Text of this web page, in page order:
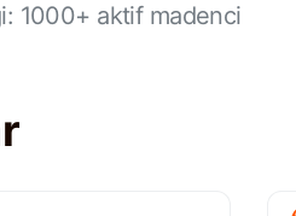
1000+ aktif madenci